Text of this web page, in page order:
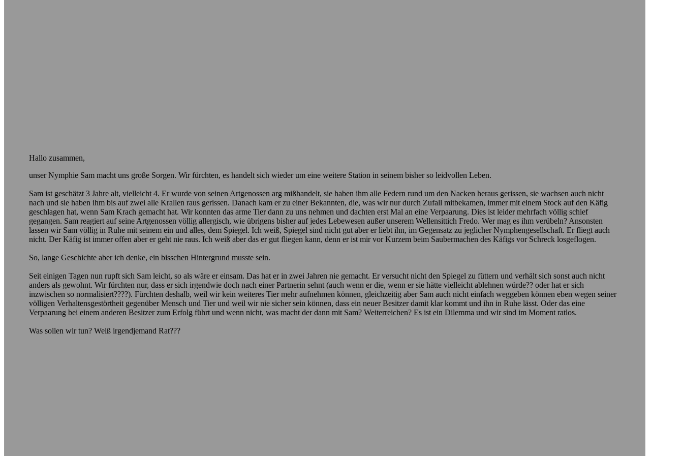
Hallo zusammen,
unser Nymphie Sam macht uns große Sorgen. Wir fürchten, es handelt sich wieder um eine weitere Station in seinem bisher so leidvollen Leben.
Sam ist geschätzt 3 Jahre alt, vielleicht 4. Er wurde von seinen Artgenossen arg mißhandelt, sie haben ihm alle Federn rund um den Nacken heraus gerissen, sie wachsen auch nicht
nach und sie haben ihm bis auf zwei alle Krallen raus gerissen. Danach kam er zu einer Bekannten, die, was wir nur durch Zufall mitbekamen, immer mit einem Stock auf den Käfig
geschlagen hat, wenn Sam Krach gemacht hat. Wir konnten das arme Tier dann zu uns nehmen und dachten erst Mal an eine Verpaarung. Dies ist leider mehrfach völlig schief
gegangen. Sam reagiert auf seine Artgenossen völlig allergisch, wie übrigens bisher auf jedes Lebewesen außer unserem Wellensittich Fredo. Wer mag es ihm verübeln? Ansonsten
lassen wir Sam völlig in Ruhe mit seinem ein und alles, dem Spiegel. Ich weiß, Spiegel sind nicht gut aber er liebt ihn, im Gegensatz zu jeglicher Nymphengesellschaft. Er fliegt auch
nicht. Der Käfig ist immer offen aber er geht nie raus. Ich weiß aber das er gut fliegen kann, denn er ist mir vor Kurzem beim Saubermachen des Käfigs vor Schreck losgeflogen.
So, lange Geschichte aber ich denke, ein bisschen Hintergrund musste sein.
Seit einigen Tagen nun rupft sich Sam leicht, so als wäre er einsam. Das hat er in zwei Jahren nie gemacht. Er versucht nicht den Spiegel zu füttern und verhält sich sonst auch nicht
anders als gewohnt. Wir fürchten nur, dass er sich irgendwie doch nach einer Partnerin sehnt (auch wenn er die, wenn er sie hätte vielleicht ablehnen würde?? oder hat er sich
inzwischen so normalisiert????). Fürchten deshalb, weil wir kein weiteres Tier mehr aufnehmen können, gleichzeitig aber Sam auch nicht einfach weggeben können eben wegen seiner
völligen Verhaltensgestörtheit gegenüber Mensch und Tier und weil wir nie sicher sein können, dass ein neuer Besitzer damit klar kommt und ihn in Ruhe lässt. Oder das eine
Verpaarung bei einem anderen Besitzer zum Erfolg führt und wenn nicht, was macht der dann mit Sam? Weiterreichen? Es ist ein Dilemma und wir sind im Moment ratlos.
Was sollen wir tun? Weiß irgendjemand Rat???